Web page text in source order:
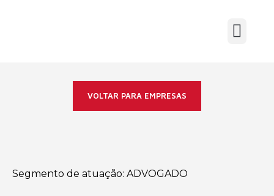
VOLTAR PARA EMPRESAS
Segmento de atuação: ADVOGADO